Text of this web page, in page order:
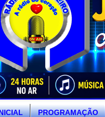
PROGRAMAÇÃO